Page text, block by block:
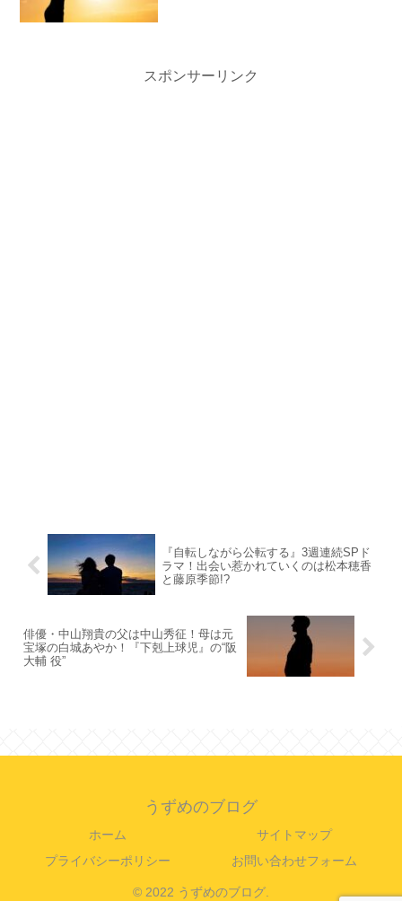
スポンサーリンク
『自転しながら公転する』3週連続SPド
ラマ！出会い惹かれていくのは松本穂香
と藤原季節!?
俳優・中山翔貴の父は中山秀征！母は元
宝塚の白城あやか！『下剋上球児』の“阪
大輔 役”
うずめのブログ
ホーム
サイトマップ
プライバシーポリシー
お問い合わせフォーム
© 2022 うずめのブログ.